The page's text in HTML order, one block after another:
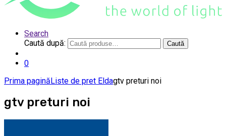
Search
Caută după:
Caută
0
Prima paginăListe de pret Eldagtv preturi noi
gtv preturi noi